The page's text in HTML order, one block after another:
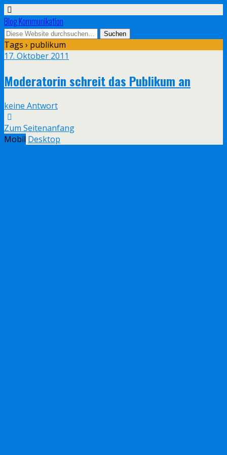
Blog Kommunikation
Tags › publikum
17. Oktober 2011
Moderatorin schreit das Publikum an
keine Antwort
Zum Seitenanfang
Mobil Desktop